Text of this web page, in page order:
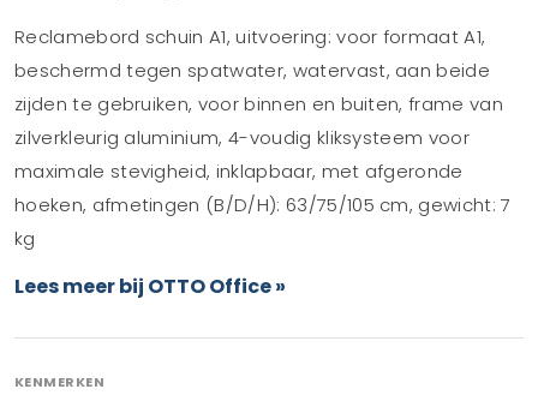
Reclamebord schuin A1, uitvoering: voor formaat A1,
beschermd tegen spatwater, watervast, aan beide
zijden te gebruiken, voor binnen en buiten, frame van
zilverkleurig aluminium, 4-voudig kliksysteem voor
maximale stevigheid, inklapbaar, met afgeronde
hoeken, afmetingen (B/D/H): 63/75/105 cm, gewicht: 7
kg
Lees meer bij OTTO Office »
KENMERKEN